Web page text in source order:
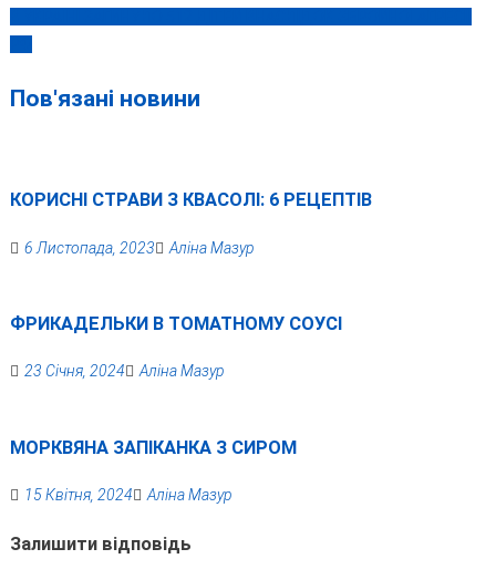
записів
Пов'язані новини
КОРИСНІ СТРАВИ З КВАСОЛІ: 6 РЕЦЕПТІВ
6 Листопада, 2023 Аліна Мазур
ФРИКАДЕЛЬКИ В ТОМАТНОМУ СОУСІ
23 Січня, 2024 Аліна Мазур
МОРКВЯНА ЗАПІКАНКА З СИРОМ
15 Квітня, 2024 Аліна Мазур
Залишити відповідь